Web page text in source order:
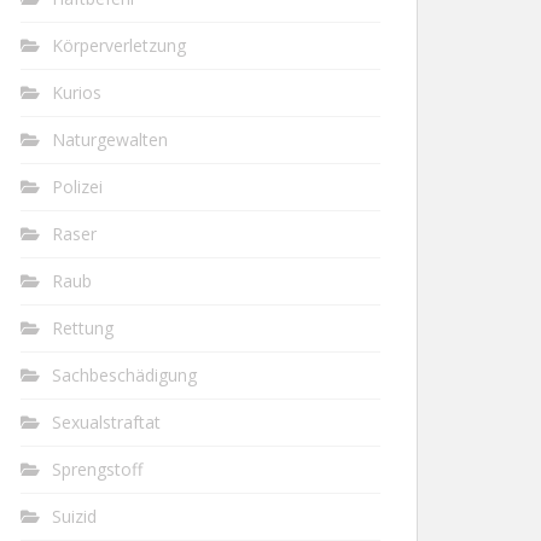
Körperverletzung
Kurios
Naturgewalten
Polizei
Raser
Raub
Rettung
Sachbeschädigung
Sexualstraftat
Sprengstoff
Suizid